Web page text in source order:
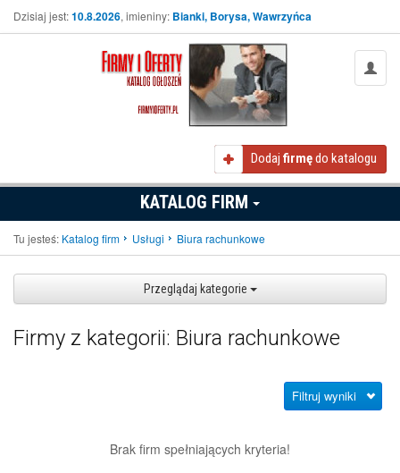
Dzisiaj jest:10.8.2026, imieniny: Bianki, Borysa, Wawrzyńca
Dodaj firmędo katalogu
KATALOG FIRM
Tu jesteś: Katalog firm Usługi Biura rachunkowe
Przeglądaj kategorie
Firmy z kategorii: Biura rachunkowe
Filtruj wyniki
Brak firm spełniających kryteria!